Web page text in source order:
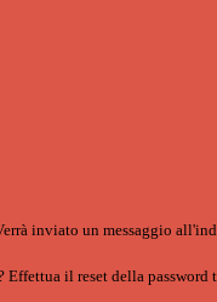
inviato un messaggio
Effettua il reset della password